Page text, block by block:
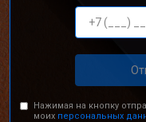
Нажимая на кнопку
моих персональных